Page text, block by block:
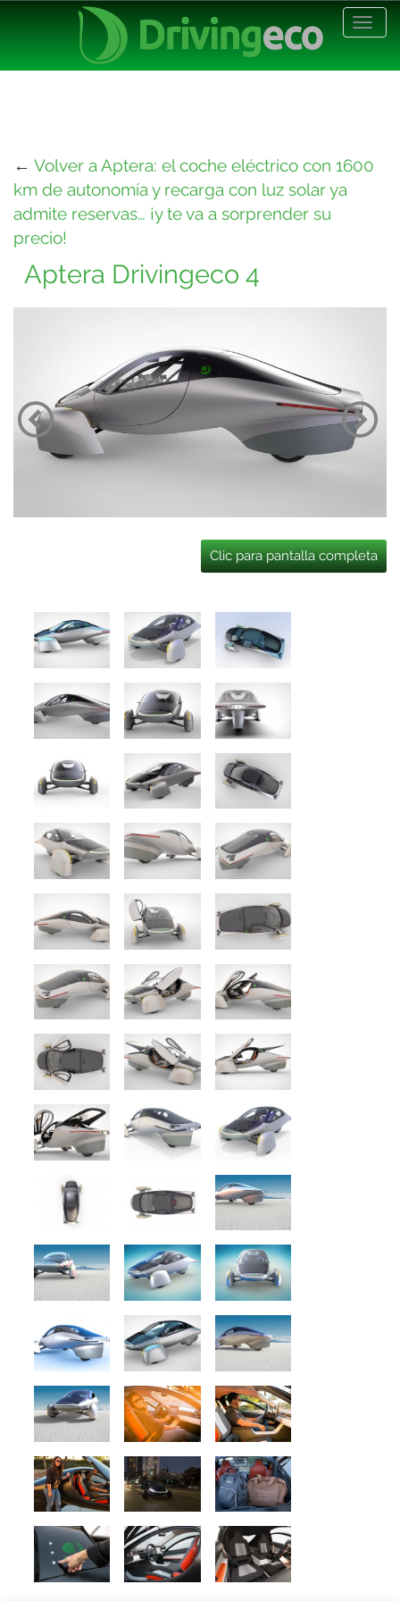
← Volver a Aptera: el coche eléctrico con 1600
km de autonomía y recarga con luz solar ya
admite reservas… ¡y te va a sorprender su
precio!
Aptera Drivingeco 4
Clic para pantalla completa